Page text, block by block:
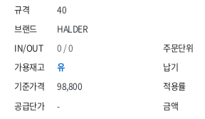
- 다목적가위
- 안전커터칼
- 마킹
연마용품
- 조줄
HALDER
0 / 0
유
98,800
-
40